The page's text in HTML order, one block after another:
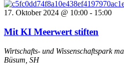
17. Oktober 2024 @ 10:00 - 15:00
Mit KI Meerwert stiften
Wirtschafts- und Wissenschaftspark
Büsum, SH